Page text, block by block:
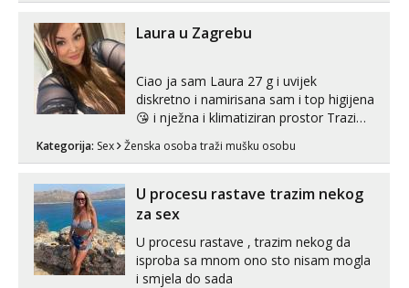
Laura u Zagrebu
Ciao ja sam Laura 27 g i uvijek
diskretno i namirisana sam i top higijena
😘 i nježna i klimatiziran prostor Trazim
Pusenje i gutanje sperme Erotsko rublje
tijelu Iskljucivo neradim analni !!! I
Kategorija: Sex Ženska osoba traži mušku osobu
U procesu rastave trazim nekog
za sex
U procesu rastave , trazim nekog da
isproba sa mnom ono sto nisam mogla
i smjela do sada